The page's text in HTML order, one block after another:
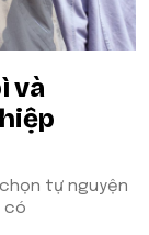
và
tự nguyện
có